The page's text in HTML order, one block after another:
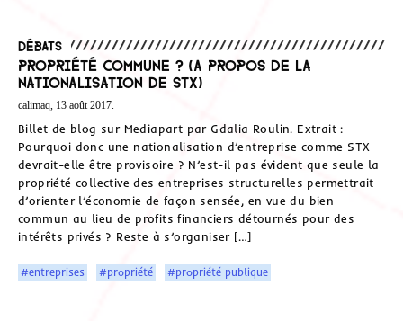
Débats
Propriété commune ? (A propos de la
nationalisation de STX)
calimaq, 13 août 2017.
Billet de blog sur Mediapart par Gdalia Roulin. Extrait :
Pourquoi donc une nationalisation d’entreprise comme STX
devrait-elle être provisoire ? N’est-il pas évident que seule la
propriété collective des entreprises structurelles permettrait
d’orienter l’économie de façon sensée, en vue du bien
commun au lieu de profits financiers détournés pour des
intérêts privés ? Reste à s’organiser […]
#entreprises #propriété #propriété publique